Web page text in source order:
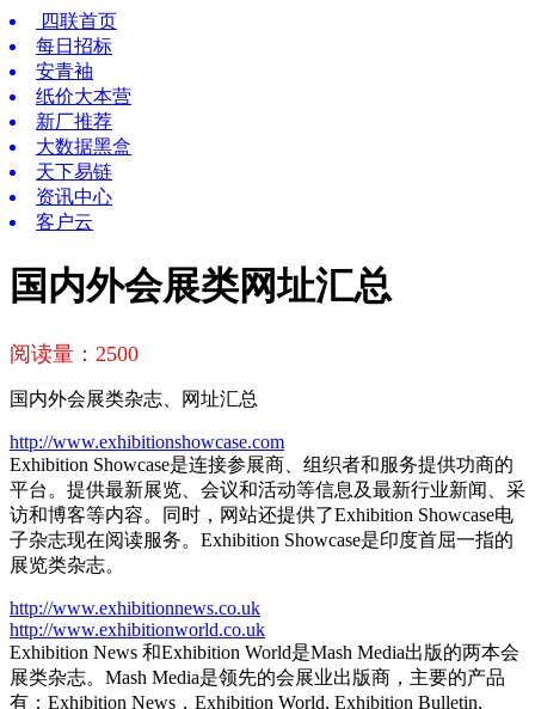
四联首页
每日招标
安青袖
纸价大本营
新厂推荐
大数据黑盒
天下易链
资讯中心
客户云
国内外会展类网址汇总
阅读量： 2500
国内外会展类杂志、网址汇总
http://www.exhibitionshowcase.com
Exhibition Showcase是连接参展商、组织者和服务提供功商的
平台。提供最新展览、会议和活动等信息及最新行业新闻、采
访和博客等内容。同时，网站还提供了Exhibition Showcase电
子杂志现在阅读服务。Exhibition Showcase是印度首屈一指的
展览类杂志。
http://www.exhibitionnews.co.uk
http://www.exhibitionworld.co.uk
Exhibition News 和Exhibition World是Mash Media出版的两本会
展类杂志。Mash Media是领先的会展业出版商，主要的产品
有：Exhibition News，Exhibition World, Exhibition Bulletin,